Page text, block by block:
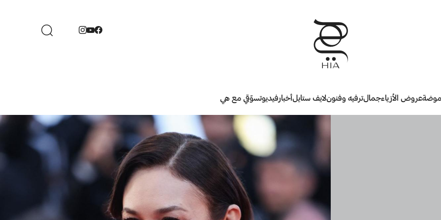
موضةعروض الأزياءجمالترفيه وفنونلايف ستايلأخبارفيديوتسوّقي مع هي